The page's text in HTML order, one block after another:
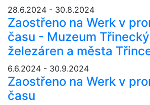
28.6.2024 - 30.8.2024
Zaostřeno na Werk v
času - Muzeum
železáren a města
6.6.2024 - 30.9.2024
Zaostřeno na Werk v
času